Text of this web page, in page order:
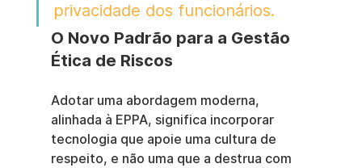
privacidade dos funcionários.
O Novo Padrão para a Gestão
Ética de Riscos
Adotar uma abordagem moderna,
alinhada à EPPA, significa incorporar
tecnologia que apoie uma cultura de
respeito, e não uma que a destrua com